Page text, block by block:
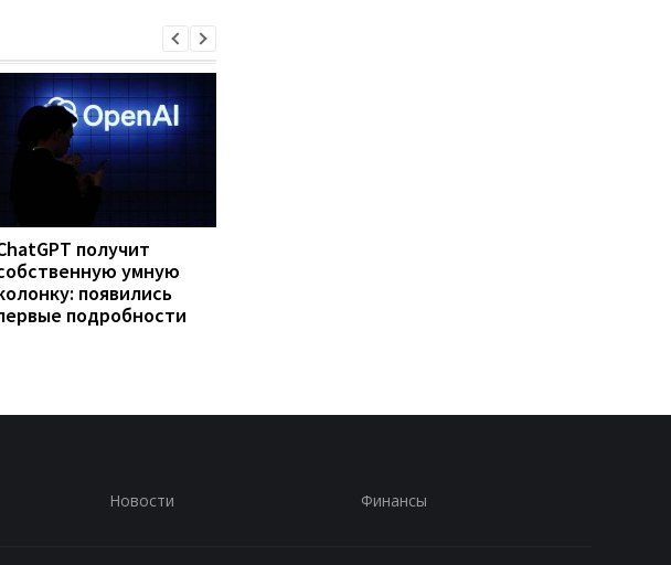
получит
умную
появились
подробности
Новости Финансы